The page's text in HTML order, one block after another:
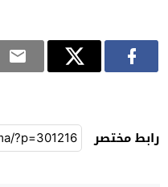
رابط مختصر